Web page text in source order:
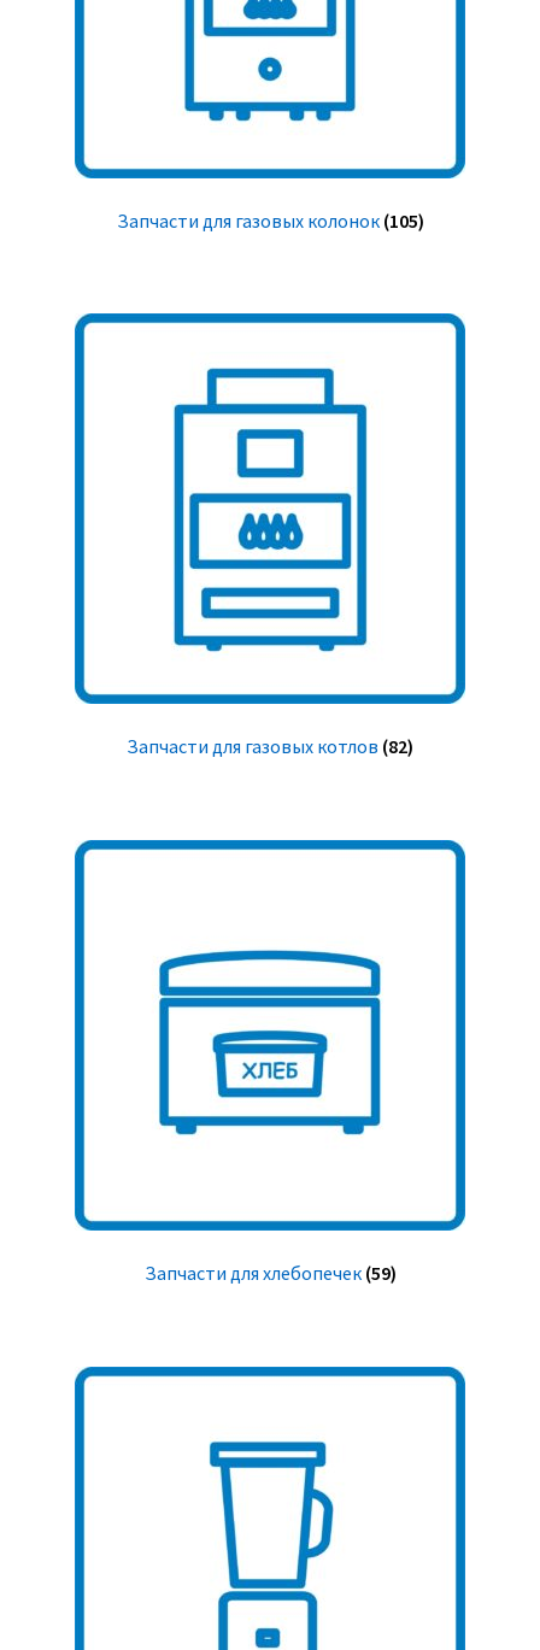
Запчасти для газовых колонок (105)
Запчасти для газовых котлов (82)
Запчасти для хлебопечек (59)